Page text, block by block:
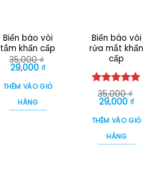
Biển báo vòi
tắm khẩn cấp
35,000₫
Giá
gốc
là:
35,000 ₫.
29,000 ₫Giá
tại
là:
THÊM VÀO GIỎ
HÀNG
Biển báo vòi
rửa mắt khẩn
cấp
Được xếp
hạng5.00
35,000₫
Giá
gốc
là:
35,000 ₫.
29,000 ₫Giá
tại
là:
THÊM VÀO GIỎ
HÀNG